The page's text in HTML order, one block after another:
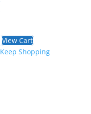
View Cart
Keep Shopping